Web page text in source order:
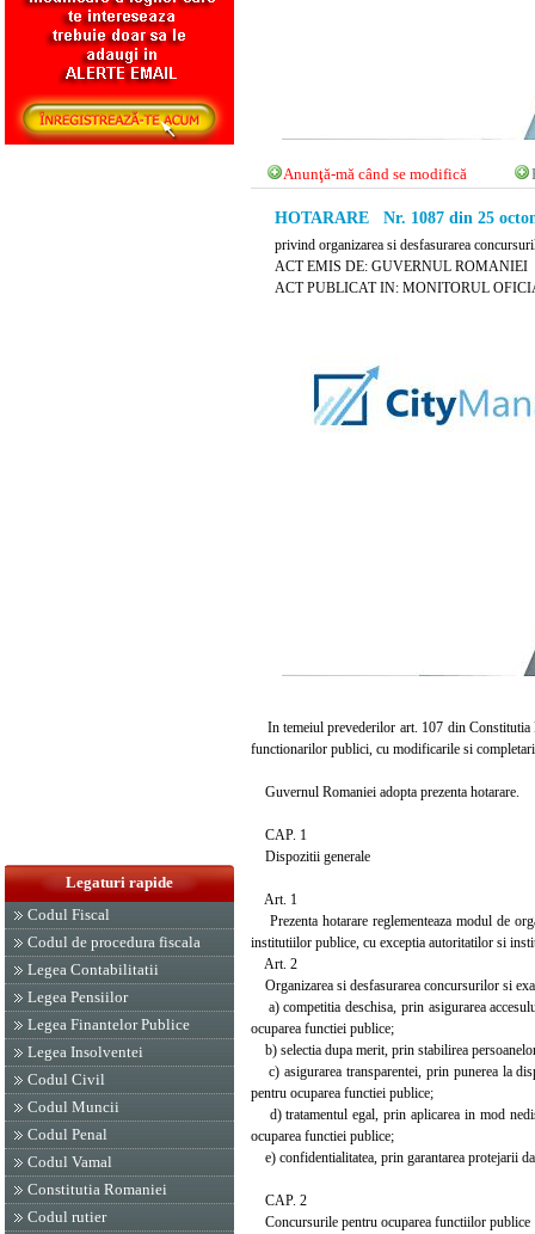
Legaturi rapide
Codul Fiscal
Codul de procedura fiscala
Legea Contabilitatii
Legea Pensiilor
Legea Finantelor Publice
Legea Insolventei
Codul Civil
Codul Muncii
Codul Penal
Codul Vamal
Constitutia Romaniei
Codul rutier
Anunţă-mă când se modifică
HOTARARE Nr. 1087 din 25
privind organizarea si desfasurarea
ACT EMIS DE: GUVERNUL ROMANIEI
ACT PUBLICAT IN: MONITORUL
In temeiul prevederilor art. 107 din Constitutia
functionarilor publici, cu modificarile si
Guvernul Romaniei adopta prezenta hotarare.
CAP. 1
Dispozitii generale
Art. 1
Prezenta hotarare reglementeaza modul de
institutiilor publice, cu exceptia autoritatilor si
Art. 2
Organizarea si desfasurarea concursurilor si
a) competitia deschisa, prin asigurarea
ocuparea functiei publice;
b) selectia dupa merit, prin stabilirea
c) asigurarea transparentei, prin punerea la
pentru ocuparea functiei publice;
d) tratamentul egal, prin aplicarea in mod
ocuparea functiei publice;
e) confidentialitatea, prin garantarea protejarii
CAP. 2
Concursurile pentru ocuparea functiilor publice